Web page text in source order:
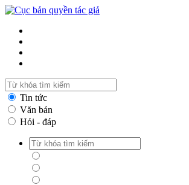
Tin tức
Văn bản
Hỏi - đáp